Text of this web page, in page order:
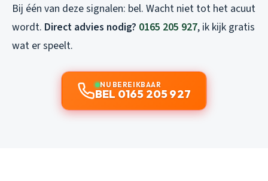
Bij één van deze signalen: bel. Wacht niet tot het acuut
wordt. Direct advies nodig? 0165 205 927, ik kijk gratis
wat er speelt.
NU BEREIKBAAR
BEL 0165 205 927